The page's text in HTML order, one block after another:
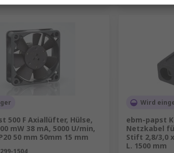
500 F Axiallüfter, Hülse,
mW 38 mA, 5000 U/min,
50 mm 50mm 15 mm
299-1504
Wird
ebm-papst
Netzkabel
Stift 2,8/3,0
L. 1500 mm